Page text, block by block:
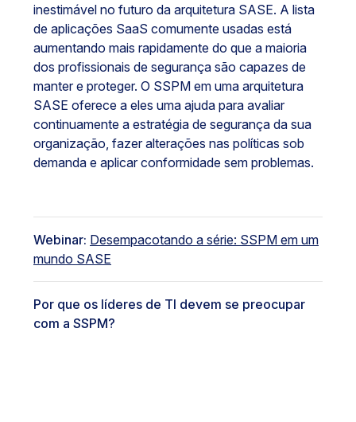
inestimável no futuro da arquitetura SASE. A lista
de aplicações SaaS comumente usadas está
aumentando mais rapidamente do que a maioria
dos profissionais de segurança são capazes de
manter e proteger. O SSPM em uma arquitetura
SASE oferece a eles uma ajuda para avaliar
continuamente a estratégia de segurança da sua
organização, fazer alterações nas políticas sob
demanda e aplicar conformidade sem problemas.
Webinar: Desempacotando a série: SSPM em um
mundo SASE
Por que os líderes de TI devem se preocupar
com a SSPM?